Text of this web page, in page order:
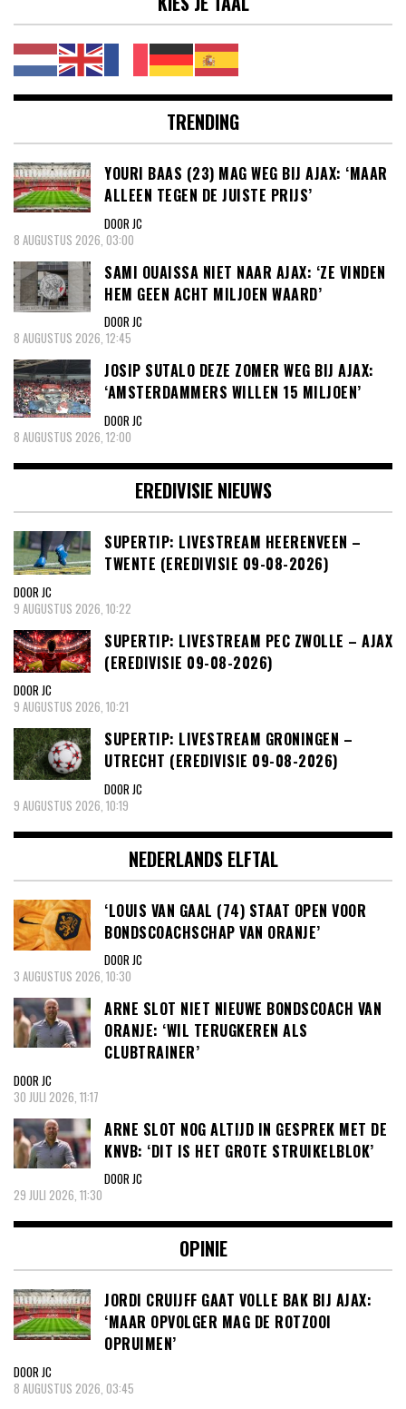
TRENDING
YOURI BAAS (23) MAG WEG BIJ AJAX: ‘MAAR
ALLEEN TEGEN DE JUISTE PRIJS’
DOOR JC
8 AUGUSTUS 2026, 03:00
SAMI OUAISSA NIET NAAR AJAX: ‘ZE VINDEN
HEM GEEN ACHT MILJOEN WAARD’
DOOR JC
8 AUGUSTUS 2026, 12:45
JOSIP SUTALO DEZE ZOMER WEG BIJ AJAX:
‘AMSTERDAMMERS WILLEN 15 MILJOEN’
DOOR JC
8 AUGUSTUS 2026, 12:00
EREDIVISIE NIEUWS
SUPERTIP: LIVESTREAM HEERENVEEN –
TWENTE (EREDIVISIE 09-08-2026)
DOOR JC
9 AUGUSTUS 2026, 10:22
SUPERTIP: LIVESTREAM PEC ZWOLLE – AJAX
(EREDIVISIE 09-08-2026)
DOOR JC
9 AUGUSTUS 2026, 10:21
SUPERTIP: LIVESTREAM GRONINGEN –
UTRECHT (EREDIVISIE 09-08-2026)
DOOR JC
9 AUGUSTUS 2026, 10:19
NEDERLANDS ELFTAL
‘LOUIS VAN GAAL (74) STAAT OPEN VOOR
BONDSCOACHSCHAP VAN ORANJE’
DOOR JC
3 AUGUSTUS 2026, 10:30
ARNE SLOT NIET NIEUWE BONDSCOACH VAN
ORANJE: ‘WIL TERUGKEREN ALS
CLUBTRAINER’
DOOR JC
30 JULI 2026, 11:17
ARNE SLOT NOG ALTIJD IN GESPREK MET DE
KNVB: ‘DIT IS HET GROTE STRUIKELBLOK’
DOOR JC
29 JULI 2026, 11:30
OPINIE
JORDI CRUIJFF GAAT VOLLE BAK BIJ AJAX:
‘MAAR OPVOLGER MAG DE ROTZOOI
OPRUIMEN’
DOOR JC
8 AUGUSTUS 2026, 03:45